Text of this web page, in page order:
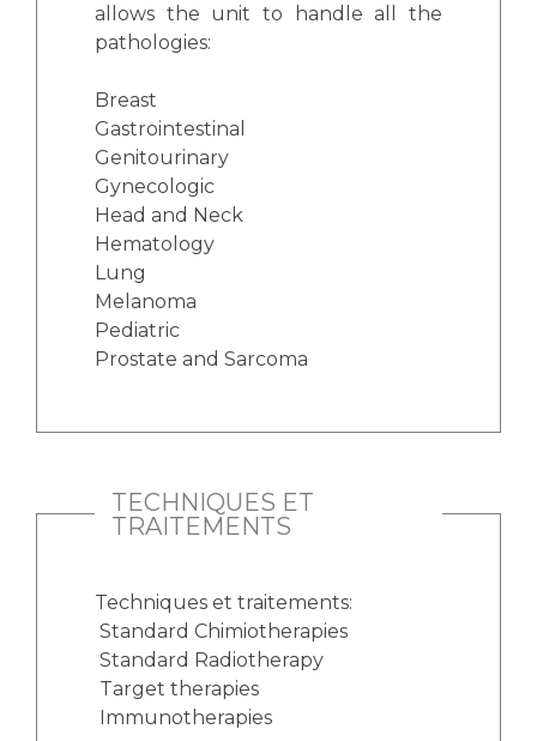
allows the unit to handle all the
pathologies:
Breast
Gastrointestinal
Genitourinary
Gynecologic
Head and Neck
Hematology
Lung
Melanoma
Pediatric
Prostate and Sarcoma
TECHNIQUES ET
TRAITEMENTS
Techniques et traitements:
Standard Chimiotherapies
Standard Radiotherapy
Target therapies
Immunotherapies